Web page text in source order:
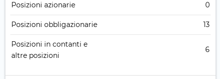
Posizioni azionarie 0
Posizioni obbligazionarie 13
Posizioni in contanti e
altre posizioni
6